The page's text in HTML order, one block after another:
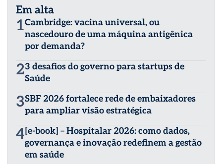
Em alta
1Cambridge: vacina universal, ou
nascedouro de uma máquina antigênica
por demanda?
23 desafios do governo para startups de
Saúde
3SBF 2026 fortalece rede de embaixadores
para ampliar visão estratégica
4[e-book] – Hospitalar 2026: como dados,
governança e inovação redefinem a gestão
em saúde